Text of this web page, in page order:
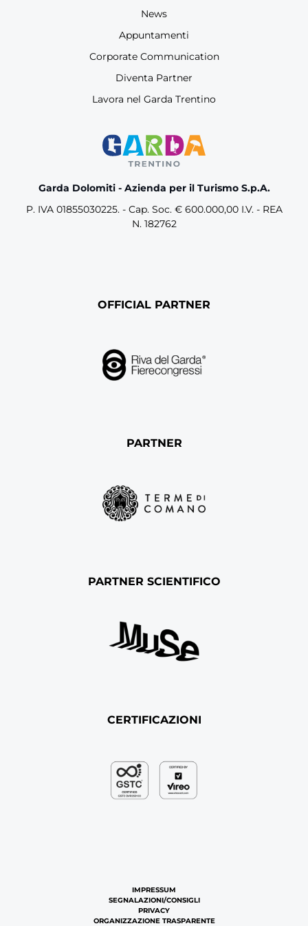
Garda Dolomiti - Azienda per il Turismo S.p.A.
P. IVA 01855030225. - Cap. Soc. € 600.000,00 I.V. - REA
N. 182762
News
Appuntamenti
Corporate Communication
Diventa Partner
Lavora nel Garda Trentino
OFFICIAL PARTNER
PARTNER
PARTNER SCIENTIFICO
CERTIFICAZIONI
IMPRESSUM
SEGNALAZIONI/CONSIGLI
PRIVACY
ORGANIZZAZIONE TRASPARENTE